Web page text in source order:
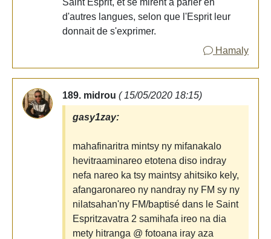
d'autres langues, selon que l'Esprit leur
donnait de s'exprimer.
Hamaly
189. midrou ( 15/05/2020 18:15)
gasy1zay:
mahafinaritra mintsy ny mifanakalo
hevitraaminareo etotena diso indray
nefa nareo ka tsy maintsy ahitsiko kely,
afangaronareo ny nandray ny FM sy ny
nilatsahan'ny FM/baptisé dans le Saint
Espritzavatra 2 samihafa ireo na dia
mety hitranga @ fotoana iray aza